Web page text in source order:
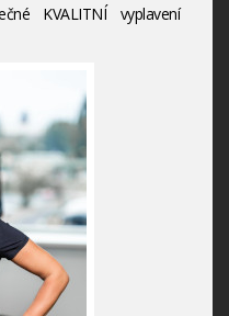
KVALITNÍ vyplavení